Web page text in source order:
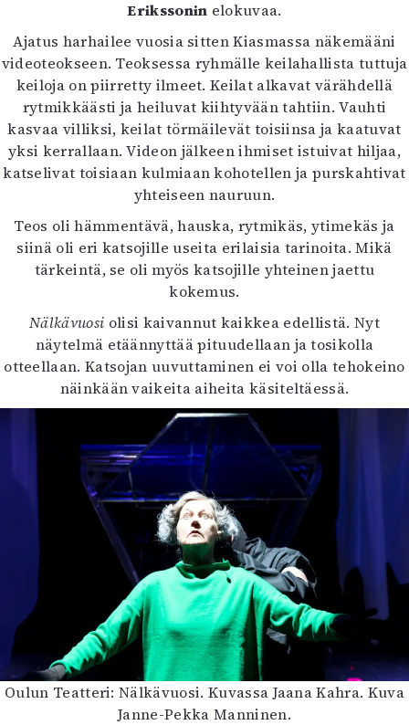
Erikssonin elokuvaa.
Ajatus harhailee vuosia sitten Kiasmassa näkemääni
videoteokseen. Teoksessa ryhmälle keilahallista tuttuja
keiloja on piirretty ilmeet. Keilat alkavat värähdellä
rytmikkäästi ja heiluvat kiihtyvään tahtiin. Vauhti
kasvaa villiksi, keilat törmäilevät toisiinsa ja kaatuvat
yksi kerrallaan. Videon jälkeen ihmiset istuivat hiljaa,
katselivat toisiaan kulmiaan kohotellen ja purskahtivat
yhteiseen nauruun.
Teos oli hämmentävä, hauska, rytmikäs, ytimekäs ja
siinä oli eri katsojille useita erilaisia tarinoita. Mikä
tärkeintä, se oli myös katsojille yhteinen jaettu
kokemus.
Nälkävuosi olisi kaivannut kaikkea edellistä. Nyt
näytelmä etäännyttää pituudellaan ja tosikolla
otteellaan. Katsojan uuvuttaminen ei voi olla tehokeino
näinkään vaikeita aiheita käsiteltäessä.
Oulun Teatteri: Nälkävuosi. Kuvassa Jaana Kahra. Kuva
Janne-Pekka Manninen.